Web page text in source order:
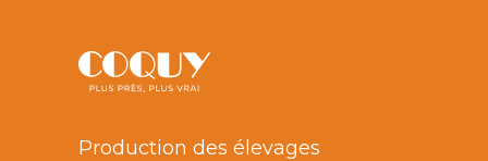
Production des élevages